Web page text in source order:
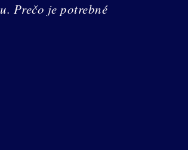
Prečo je potrebné